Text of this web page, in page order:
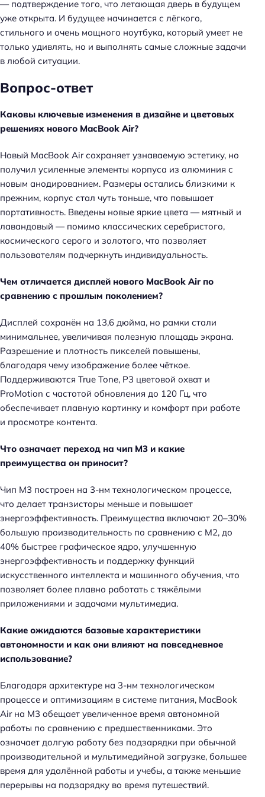
— подтверждение того, что летающая дверь в будущем
уже открыта. И будущее начинается с лёгкого,
стильного и очень мощного ноутбука, который умеет не
только удивлять, но и выполнять самые сложные задачи
в любой ситуации.
Вопрос-ответ
Каковы ключевые изменения в дизайне и цветовых
решениях нового MacBook Air?
Новый MacBook Air сохраняет узнаваемую эстетику, но
получил усиленные элементы корпуса из алюминия с
новым анодированием. Размеры остались близкими к
прежним, корпус стал чуть тоньше, что повышает
портативность. Введены новые яркие цвета — мятный и
лавандовый — помимо классических серебристого,
космического серого и золотого, что позволяет
пользователям подчеркнуть индивидуальность.
Чем отличается дисплей нового MacBook Air по
сравнению с прошлым поколением?
Дисплей сохранён на 13,6 дюйма, но рамки стали
минимальнее, увеличивая полезную площадь экрана.
Разрешение и плотность пикселей повышены,
благодаря чему изображение более чёткое.
Поддерживаются True Tone, P3 цветовой охват и
ProMotion с частотой обновления до 120 Гц, что
обеспечивает плавную картинку и комфорт при работе
и просмотре контента.
Что означает переход на чип M3 и какие
преимущества он приносит?
Чип M3 построен на 3-нм технологическом процессе,
что делает транзисторы меньше и повышает
энергоэффективность. Преимущества включают 20–30%
большую производительность по сравнению с M2, до
40% быстрее графическое ядро, улучшенную
энергоэффективность и поддержку функций
искусственного интеллекта и машинного обучения, что
позволяет более плавно работать с тяжёлыми
приложениями и задачами мультимедиа.
Какие ожидаются базовые характеристики
автономности и как они влияют на повседневное
использование?
Благодаря архитектуре на 3-нм технологическом
процессе и оптимизациям в системе питания, MacBook
Air на M3 обещает увеличенное время автономной
работы по сравнению с предшественниками. Это
означает долгую работу без подзарядки при обычной
производительной и мультимедийной загрузке, большее
время для удалённой работы и учебы, а также меньшие
перерывы на подзарядку во время путешествий.